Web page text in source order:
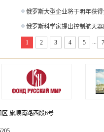
俄罗斯大型企业将于明年获
俄罗斯科学家提出控制航天
1 2 3 4 5 7
区 旅顺南路西段6号